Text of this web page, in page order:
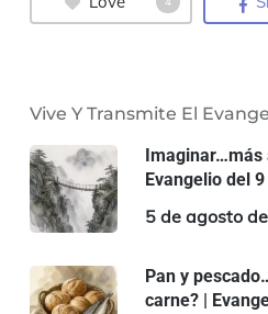
Vive Y Transmite El
Imaginar…más
Evangelio del
5 de agosto
Pan y
carne? |